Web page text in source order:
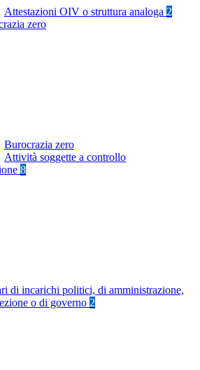
Attestazioni OIV o struttura analoga 2
zero
Burocrazia zero
Attività soggette a controllo
8
di incarichi politici, di amministrazione,
o di governo 2